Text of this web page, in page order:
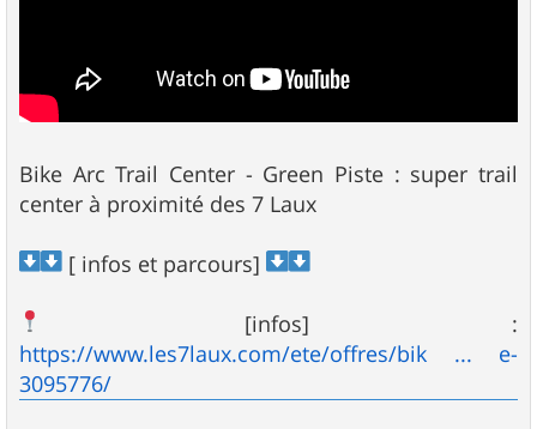
Bike Arc Trail Center - Green Piste : super trail
center à proximité des 7 Laux
[ infos et parcours]
[infos] :
https://www.les7laux.com/ete/offres/bik ... e-
3095776/